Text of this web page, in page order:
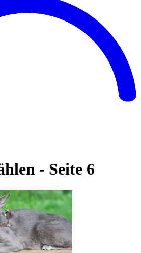
- Seite 6